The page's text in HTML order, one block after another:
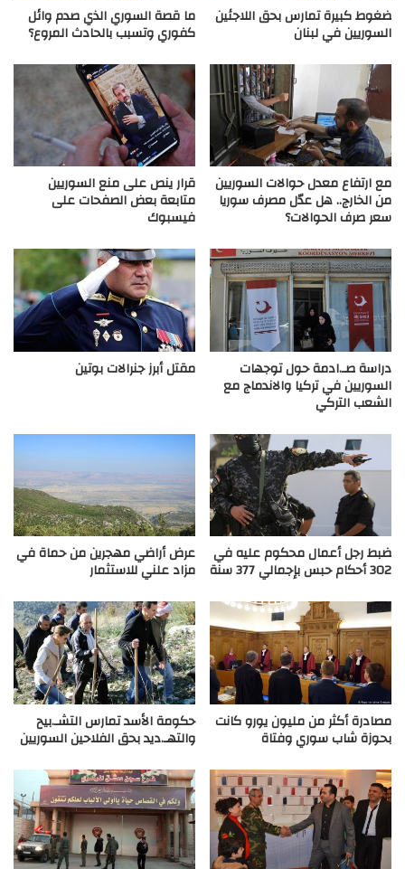
ضغوط كبيرة تمارس بحق اللاجئين
السوريين في لبنان
ما قصة السوري الذي صدم وائل
كفوري وتسبب بالحادث المروع؟
مع ارتفاع معدل حوالات السوريين
من الخارج.. هل عدّل مصرف سوريا
سعر صرف الحوالات؟
قرار ينص على منع السوريين
متابعة بعض الصفحات على
فيسبوك
دراسة صـ.ادمة حول توجهات
السوريين في تركيا والاندماج مع
الشعب التركي
مقتل أبرز جنرالات بوتين
ضبط رجل أعمال محكوم عليه في
302 أحكام حبس بإجمالي 377 سنة
عرض أراضي مهجرين من حماة في
مزاد علني للاستثمار
مصادرة أكثر من مليون يورو كانت
بحوزة شاب سوري وفتاة
حكومة الأسد تمارس التشـ.بيح
والتهـ.ديد بحق الفلاحين السوريين